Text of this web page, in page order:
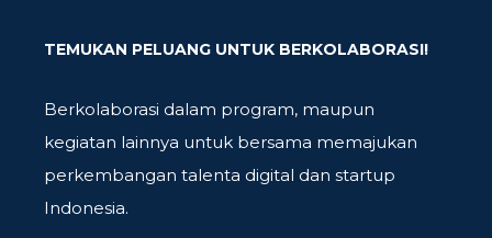
TEMUKAN PELUANG UNTUK BERKOLABORASI!
Berkolaborasi dalam program, maupun
kegiatan lainnya untuk bersama memajukan
perkembangan talenta digital dan startup
Indonesia.